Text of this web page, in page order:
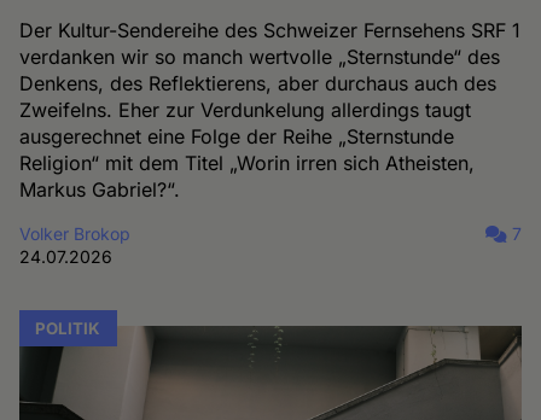
Der Kultur-Sendereihe des Schweizer Fernsehens SRF 1
verdanken wir so manch wertvolle „Sternstunde“ des
Denkens, des Reflektierens, aber durchaus auch des
Zweifelns. Eher zur Verdunkelung allerdings taugt
ausgerechnet eine Folge der Reihe „Sternstunde
Religion“ mit dem Titel „Worin irren sich Atheisten,
Markus Gabriel?“.
Volker Brokop
24.07.2026
7
POLITIK